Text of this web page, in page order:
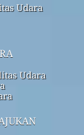
Udara
Udara